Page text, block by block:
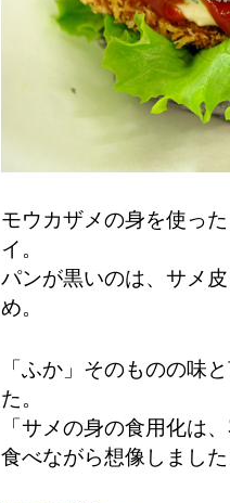
モウカザメの身を使っ
イ。
パンが黒いのは、サメ
め。
「ふか」そのものの味
た。
「サメの身の食用化は
食べながら想像しまし